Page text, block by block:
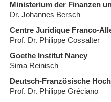
Ministerium der Finanzen
Dr. Johannes Bersch
Centre Juridique Franco-
Prof. Dr. Philippe Cossalter
Goethe Institut Nancy
Sima Reinisch
Deutsch-Französische
Prof. Dr. Philippe Gréciano